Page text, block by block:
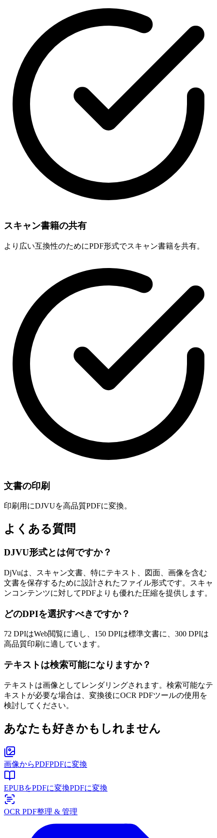
スキャン書籍の共有
より広い互換性のためにPDF形式でスキャン書籍を共有。
文書の印刷
印刷用にDJVUを高品質PDFに変換。
よくある質問
DJVU形式とは何ですか？
DjVuは、スキャン文書、特にテキスト、図面、画像を含む
文書を保存するために設計されたファイル形式です。スキャ
ンコンテンツに対してPDFよりも優れた圧縮を提供します。
どのDPIを選択すべきですか？
72 DPIはWeb閲覧に適し、150 DPIは標準文書に、300 DPIは
高品質印刷に適しています。
テキストは検索可能になりますか？
テキストは画像としてレンダリングされます。検索可能なテ
キストが必要な場合は、変換後にOCR PDFツールの使用を
検討してください。
あなたも好きかもしれません
画像からPDFPDFに変換
EPUBをPDFに変換PDFに変換
OCR PDF整理 & 管理